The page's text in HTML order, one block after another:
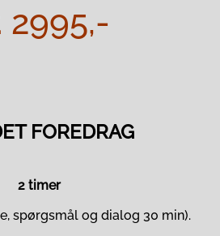
2995,-
FOREDRAG
2 timer
spørgsmål og dialog 30 min).